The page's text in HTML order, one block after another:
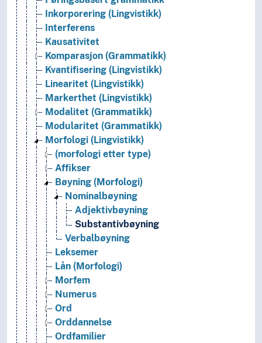
Inkorporering (Lingvistikk)
Interferens
Kausativitet
Komparasjon (Grammatikk)
Kvantifisering (Lingvistikk)
Linearitet (Lingvistikk)
Markerthet (Lingvistikk)
Modalitet (Grammatikk)
Modularitet (Grammatikk)
Morfologi (Lingvistikk)
(morfologi etter type)
Affikser
Bøyning (Morfologi)
Nominalbøyning
Adjektivbøyning
Substantivbøyning
Verbalbøyning
Leksemer
Lån (Morfologi)
Morfem
Numerus
Ord
Orddannelse
Ordfamilier